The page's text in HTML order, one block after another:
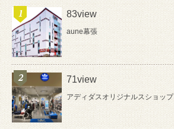
83view
aune幕張
71view
アディダスオリジナルスショップ